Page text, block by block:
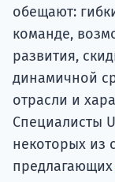
обещают:
команде,
развития,
динамичной
отрасли и
Специалисты
некоторых из
предлагающих